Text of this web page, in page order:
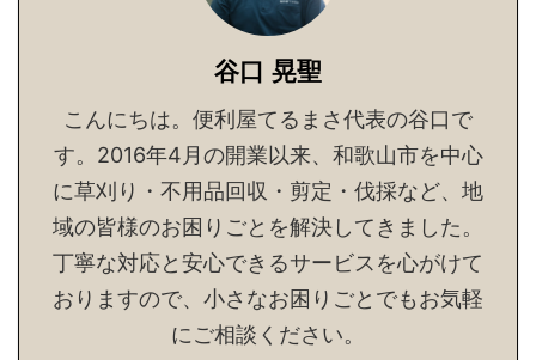
谷口 晃聖
こんにちは。便利屋てるまさ代表の谷口で
す。2016年4月の開業以来、和歌山市を中心
に草刈り・不用品回収・剪定・伐採など、地
域の皆様のお困りごとを解決してきました。
丁寧な対応と安心できるサービスを心がけて
おりますので、小さなお困りごとでもお気軽
にご相談ください。